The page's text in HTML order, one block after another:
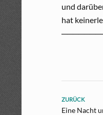
und
hat
ZURÜCK
Eine Nacht